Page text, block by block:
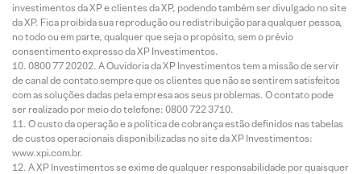
investimentos da XP e clientes da XP, podendo também ser divulgado no site
da XP. Fica proibida sua reprodução ou redistribuição para qualquer pessoa,
no todo ou em parte, qualquer que seja o propósito, sem o prévio
consentimento expresso da XP Investimentos.
0800 77 20202. A Ouvidoria da XP Investimentos tem a missão de servir
de canal de contato sempre que os clientes que não se sentirem satisfeitos
com as soluções dadas pela empresa aos seus problemas. O contato pode
ser realizado por meio do telefone: 0800 722 3710.
O custo da operação e a política de cobrança estão definidos nas tabelas
de custos operacionais disponibilizadas no site da XP Investimentos:
www.xpi.com.br.
A XP Investimentos se exime de qualquer responsabilidade por quaisquer